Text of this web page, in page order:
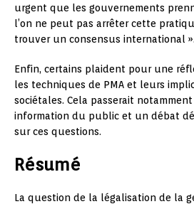
urgent que les gouvernements
l’on ne peut pas arrêter cette
trouver un consensus international ».
Enfin, certains plaident pour une
les techniques de PMA et leurs
sociétales. Cela passerait
information du public et un débat
sur ces questions.
Résumé
La question de la légalisation de la